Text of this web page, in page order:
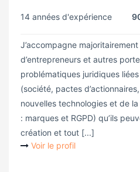
14 années d'expérience
J’accompagne
d’entrepreneurs et autres
problématiques juridiques
(société, pactes
nouvelles technologies et de
: marques et RGPD) qu’ils
création et tout [...]
Voir le profil